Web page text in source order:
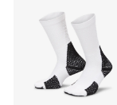
3 期 0 利率 每期
合作金庫商業銀行
華南商業銀行
上海商業儲蓄銀行
Apple Pay